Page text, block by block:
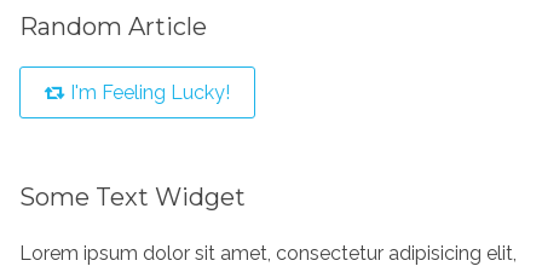
Random Article
I'm Feeling Lucky!
Some Text Widget
Lorem ipsum dolor sit amet, consectetur adipisicing elit,